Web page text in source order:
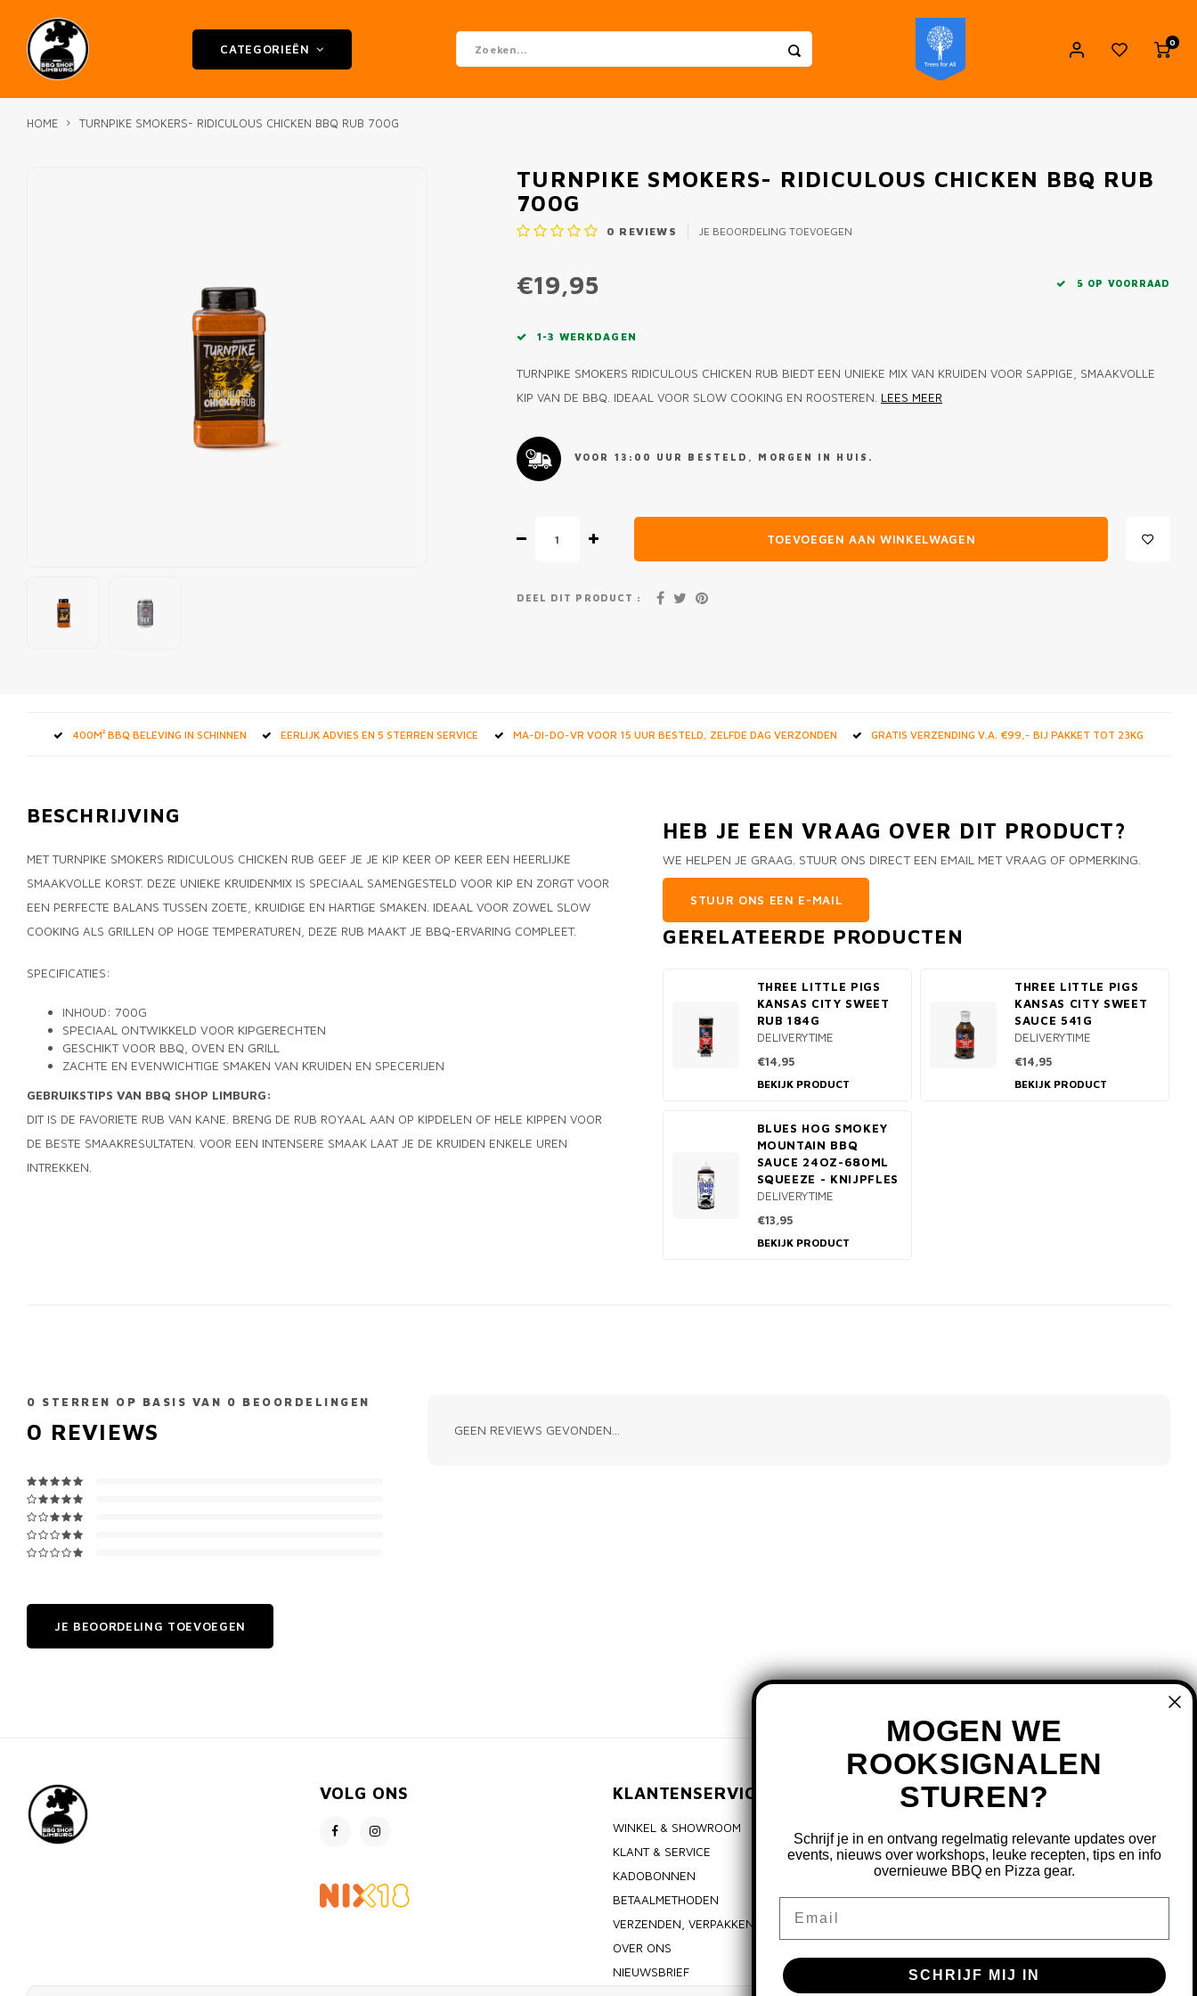
CATEGORIEËN
0
HOME TURNPIKE SMOKERS- RIDICULOUS CHICKEN BBQ RUB 700G
TURNPIKE SMOKERS- RIDICULOUS CHICKEN BBQ RUB
700G
0 REVIEWS JE BEOORDELING TOEVOEGEN
€19,95 5 OP VOORRAAD
1-3 WERKDAGEN
TURNPIKE SMOKERS RIDICULOUS CHICKEN RUB BIEDT EEN UNIEKE MIX VAN KRUIDEN VOOR SAPPIGE, SMAAKVOLLE
KIP VAN DE BBQ. IDEAAL VOOR SLOW COOKING EN ROOSTEREN. LEES MEER
VOOR 13:00 UUR BESTELD, MORGEN IN HUIS.
TOEVOEGEN AAN WINKELWAGEN
DEEL DIT PRODUCT :
400M² BBQ BELEVING IN SCHINNEN EERLIJK ADVIES EN 5 STERREN SERVICE MA-DI-DO-VR VOOR 15 UUR BESTELD, ZELFDE DAG VERZONDEN GRATIS VERZENDING V.A. €99,- BIJ PAKKET TOT 23KG
BESCHRIJVING
MET TURNPIKE SMOKERS RIDICULOUS CHICKEN RUB GEEF JE JE KIP KEER OP KEER EEN HEERLIJKE
SMAAKVOLLE KORST. DEZE UNIEKE KRUIDENMIX IS SPECIAAL SAMENGESTELD VOOR KIP EN ZORGT VOOR
EEN PERFECTE BALANS TUSSEN ZOETE, KRUIDIGE EN HARTIGE SMAKEN. IDEAAL VOOR ZOWEL SLOW
COOKING ALS GRILLEN OP HOGE TEMPERATUREN, DEZE RUB MAAKT JE BBQ-ERVARING COMPLEET.
SPECIFICATIES:
INHOUD: 700G
SPECIAAL ONTWIKKELD VOOR KIPGERECHTEN
GESCHIKT VOOR BBQ, OVEN EN GRILL
ZACHTE EN EVENWICHTIGE SMAKEN VAN KRUIDEN EN SPECERIJEN
GEBRUIKSTIPS VAN BBQ SHOP LIMBURG:
DIT IS DE FAVORIETE RUB VAN KANE. BRENG DE RUB ROYAAL AAN OP KIPDELEN OF HELE KIPPEN VOOR
DE BESTE SMAAKRESULTATEN. VOOR EEN INTENSERE SMAAK LAAT JE DE KRUIDEN ENKELE UREN
INTREKKEN.
HEB JE EEN VRAAG OVER DIT PRODUCT?
WE HELPEN JE GRAAG. STUUR ONS DIRECT EEN EMAIL MET VRAAG OF OPMERKING.
STUUR ONS EEN E-MAIL
GERELATEERDE PRODUCTEN
THREE LITTLE PIGS
KANSAS CITY SWEET
RUB 184G
DELIVERYTIME
€14,95
BEKIJK PRODUCT
THREE LITTLE PIGS
KANSAS CITY SWEET
SAUCE 541G
DELIVERYTIME
€14,95
BEKIJK PRODUCT
BLUES HOG SMOKEY
MOUNTAIN BBQ
SAUCE 24OZ-680ML
SQUEEZE - KNIJPFLES
DELIVERYTIME
€13,95
BEKIJK PRODUCT
0 STERREN OP BASIS VAN 0 BEOORDELINGEN
0 REVIEWS
JE BEOORDELING TOEVOEGEN
GEEN REVIEWS GEVONDEN...
VOLG ONS KLANTENSERVICE
WINKEL & SHOWROOM
KLANT & SERVICE
KADOBONNEN
BETAALMETHODEN
VERZENDEN, VERPAKKEN & RETOURNEREN
OVER ONS
NIEUWSBRIEF
MIJN ACCOUNT
MIJN BESTELLINGEN
MIJN TICKETS
MIJN VERLANGLIJST
MOGEN WE
ROOKSIGNALEN
STUREN?
Schrijf je in en ontvang regelmatig relevante updates over
events, nieuws over workshops, leuke recepten, tips en info
overnieuwe BBQ en Pizza gear.
SCHRIJF MIJ IN